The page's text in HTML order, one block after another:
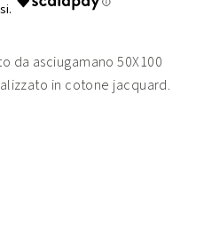
da asciugamano 50X100
in cotone jacquard.